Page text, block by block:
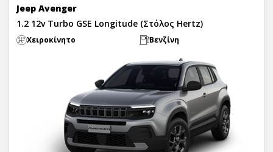
Jeep Avenger
1.2 12v Turbo GSE Longitude (Στόλος Hertz)
Χειροκίνητο Βενζίνη